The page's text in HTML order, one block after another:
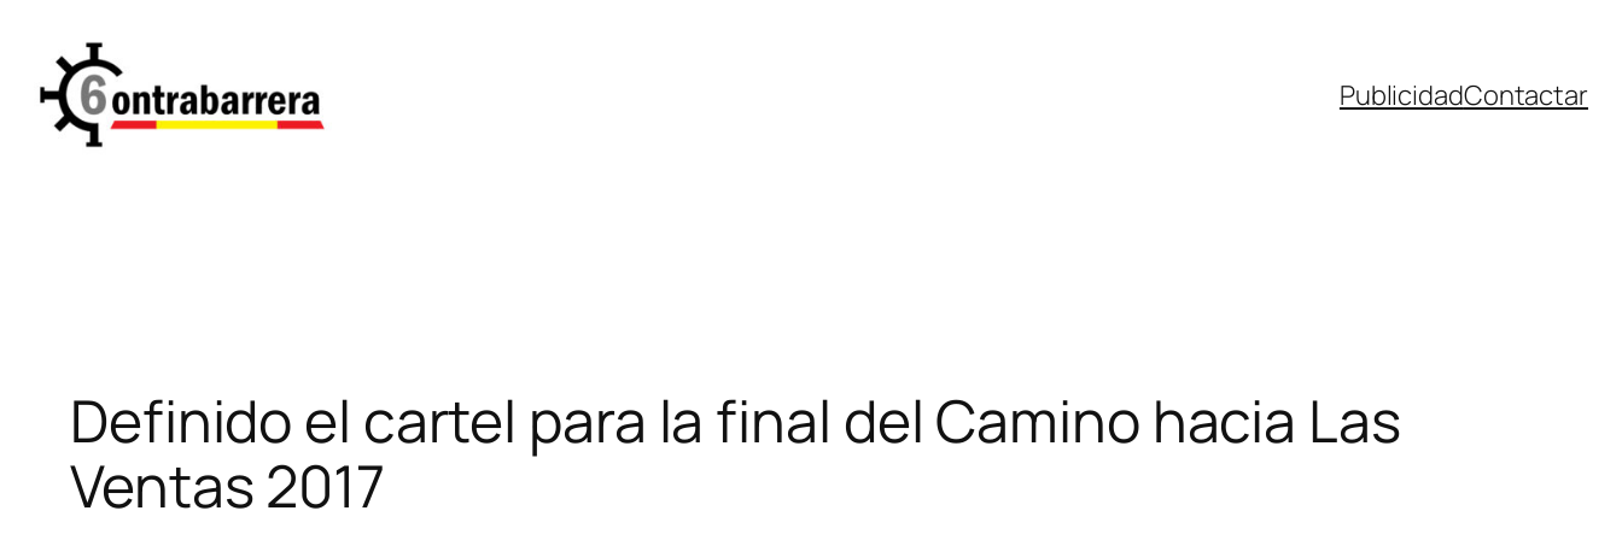
contenido
PublicidadContactar
Definido el cartel para la final del Camino hacia Las
Ventas 2017